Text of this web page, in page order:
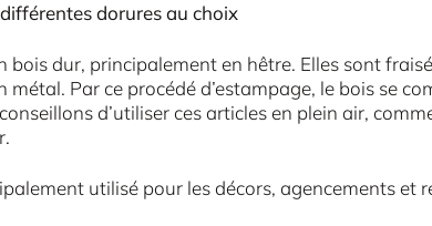
dorures au choix
bois dur, principalement en hêtre. Elles sont
Par ce procédé d’estampage, le bois se
d’utiliser ces articles en plein air,
utilisé pour les décors, agencements et